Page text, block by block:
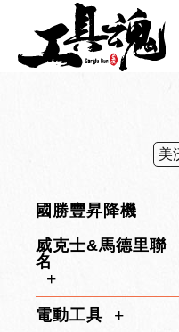
美
國勝豐昇降機
威克士&馬德里聯
名
電動工具